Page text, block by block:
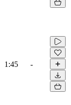
1:45 -